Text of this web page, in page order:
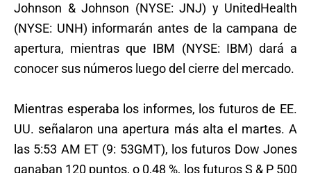
Johnson & Johnson (NYSE: JNJ) y UnitedHealth
(NYSE: UNH) informarán antes de la campana de
apertura, mientras que IBM (NYSE: IBM) dará a
conocer sus números luego del cierre del mercado.
Mientras esperaba los informes, los futuros de EE.
UU. señalaron una apertura más alta el martes. A
las 5:53 AM ET (9: 53GMT), los futuros Dow Jones
ganaban 120 puntos, o 0,48 %, los futuros S & P 500